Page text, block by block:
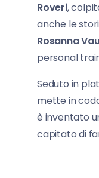
Roveri,
anche le
Rosanna
personal
Seduto in
mette in
è inventato
capitato di